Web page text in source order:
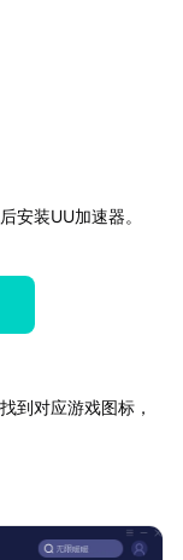
安装UU加速器。
到对应游戏图标，